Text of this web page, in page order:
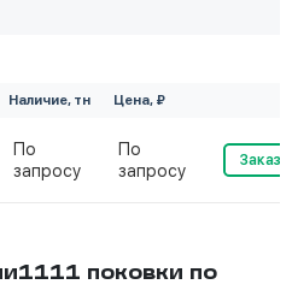
Наличие, тн Цена, ₽
По
запросу
По
запросу
поковки по